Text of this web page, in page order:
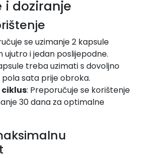
i doziranje
se uzimanje 2 kapsule
ujutro i jedan poslijepodne.
treba uzimati s dovoljno
sata prije obroka.
ciklus: Preporučuje se korištenje
30 dana za optimalne